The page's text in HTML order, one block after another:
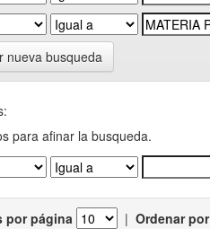
nueva busqueda
para afinar la busqueda.
por página | Ordenar por